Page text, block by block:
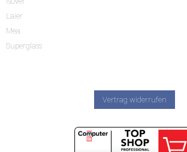
Laier
Mea
Superglass
Vertrag widerrufen